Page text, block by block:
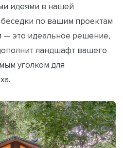
идеями в нашей
по вашим проектам
— это идеальное решение,
ландшафт вашего
уголком для